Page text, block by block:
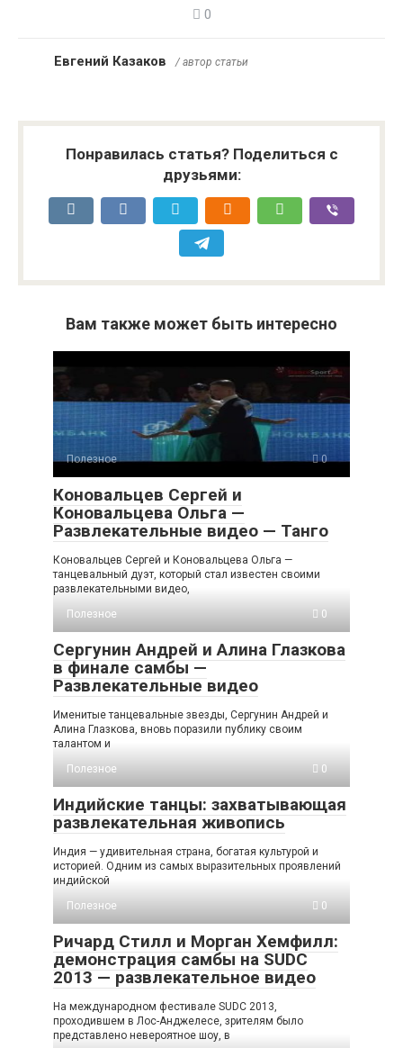
0
Евгений Казаков / автор статьи
Понравилась статья? Поделиться с
друзьями:
Вам также может быть интересно
Полезное 0
Коновальцев Сергей и
Коновальцева Ольга —
Развлекательные видео — Танго
Коновальцев Сергей и Коновальцева Ольга —
танцевальный дуэт, который стал известен своими
развлекательными видео,
Полезное
0
Сергунин Андрей и Алина Глазкова
в финале самбы —
Развлекательные видео
Именитые танцевальные звезды, Сергунин Андрей и
Алина Глазкова, вновь поразили публику своим
талантом и
Полезное
0
Индийские танцы: захватывающая
развлекательная живопись
Индия — удивительная страна, богатая культурой и
историей. Одним из самых выразительных проявлений
индийской
Полезное
0
Ричард Стилл и Морган Хемфилл:
демонстрация самбы на SUDC
2013 — развлекательное видео
На международном фестивале SUDC 2013,
проходившем в Лос-Анджелесе, зрителям было
представлено невероятное шоу, в